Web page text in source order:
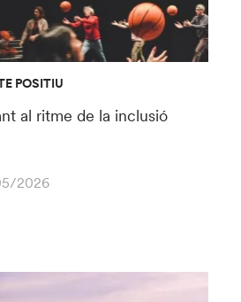
POSITIU
al ritme de la inclusió
2026